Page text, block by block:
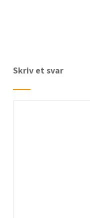
Skriv et svar